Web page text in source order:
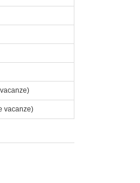
vacanze)